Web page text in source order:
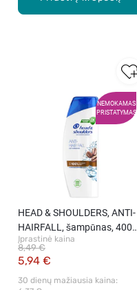
NEMOKAMAS
PRISTATYMAS
HEAD & SHOULDERS, ANTI-
HAIRFALL, šampūnas, 400
ml
Įprastinė kaina
5,94 €
8,49 €
30 dienų mažiausia kaina: